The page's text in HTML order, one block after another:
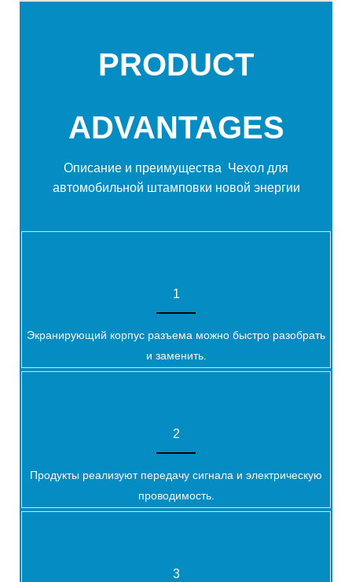
PRODUCT
ADVANTAGES
Описание и преимущества Чехол для
автомобильной штамповки новой энергии
1
Экранирующий корпус разъема можно быстро разобрать
и заменить.
2
Продукты реализуют передачу сигнала и электрическую
проводимость.
3